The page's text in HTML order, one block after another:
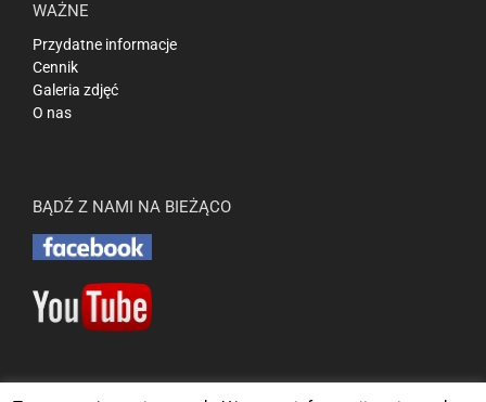
WAŻNE
Przydatne informacje
Cennik
Galeria zdjęć
O nas
BĄDŹ Z NAMI NA BIEŻĄCO